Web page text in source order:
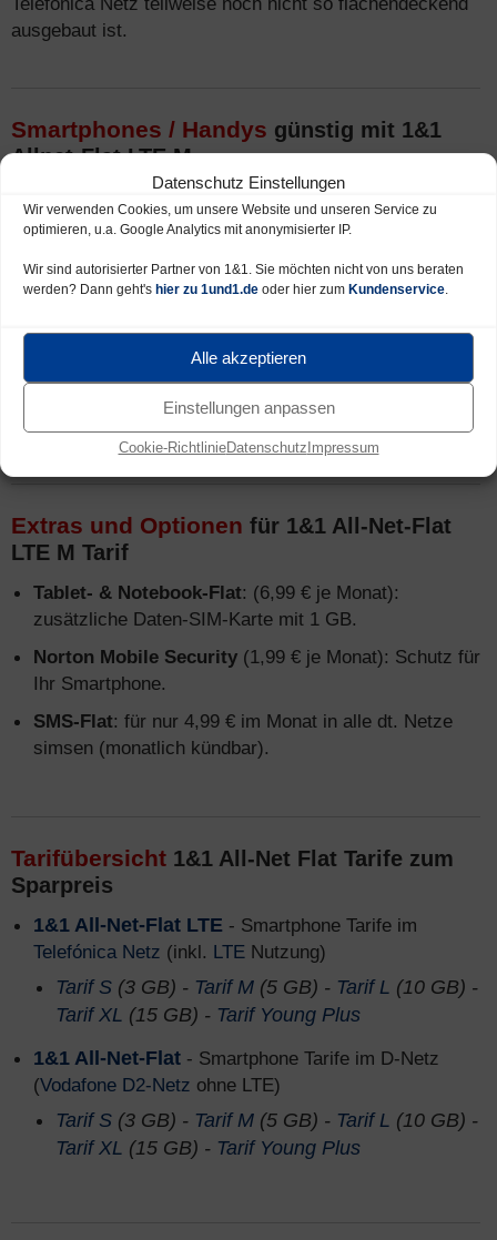
Datenschutz Einstellungen
Wir verwenden Cookies, um unsere Website und unseren Service zu
optimieren, u.a. Google Analytics mit anonymisierter IP.
Wir sind autorisierter Partner von 1&1. Sie möchten nicht von uns beraten
werden? Dann geht's hier zu 1und1.de oder hier zum Kundenservice.
Alle akzeptieren
Einstellungen anpassen
Cookie-RichtlinieDatenschutz Impressum
ausgebaut ist.
Smartphones / Handys günstig mit 1&1
Allnet-Flat LTE M
Für monatlich ab 10 € Aufpreis erhalten Sie den 1&1 All-
Net-Flat LTE M Tarif auch mit neuemSmartphone /
kleine Zuzahlung (günstiger werden die Top-
Smartphones in den Tarifen
Net-Flat LTE XL). Eine Übersicht aller Smartphones bei
ALLE–Apple (iPhone)
Sony–Huawei–HTC–LG
Extras und Optionen für 1&1 All-Net-Flat
LTE M Tarif
Tablet- & Notebook-Flat: (6,99 € je Monat):
zusätzliche Daten-SIM-Karte mit 1 GB.
Norton Mobile Security (1,99 € je Monat): Schutz für
Ihr Smartphone.
SMS-Flat: für nur 4,99 € im Monat in alle dt. Netze
simsen (monatlich kündbar).
Tarifübersicht 1&1 All-Net Flat Tarife zum
Sparpreis
1&1 All-Net-Flat LTE - Smartphone Tarife im
Telefónica Netz (inkl. LTE Nutzung)
Tarif S (3 GB) - Tarif M (5 GB) - Tarif L (10 GB) -
Tarif XL (15 GB) - Tarif Young Plus
1&1 All-Net-Flat - Smartphone Tarife im D-Netz
(Vodafone D2-Netz ohne LTE)
Tarif S (3 GB) - Tarif M (5 GB) - Tarif L (10 GB) -
Tarif XL (15 GB) - Tarif Young Plus